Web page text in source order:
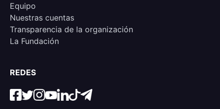
Equipo
Nuestras cuentas
Transparencia de la organización
La Fundación
REDES